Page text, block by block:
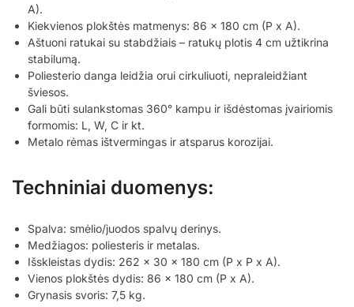
A).
Kiekvienos plokštės matmenys: 86 x 180 cm (P x A).
Aštuoni ratukai su stabdžiais – ratukų plotis 4 cm užtikrina
stabilumą.
Poliesterio danga leidžia orui cirkuliuoti, nepraleidžiant
šviesos.
Gali būti sulankstomas 360° kampu ir išdėstomas įvairiomis
formomis: L, W, C ir kt.
Metalo rėmas ištvermingas ir atsparus korozijai.
Techniniai duomenys:
Spalva: smėlio/juodos spalvų derinys.
Medžiagos: poliesteris ir metalas.
Išskleistas dydis: 262 x 30 x 180 cm (P x P x A).
Vienos plokštės dydis: 86 x 180 cm (P x A).
Grynasis svoris: 7,5 kg.